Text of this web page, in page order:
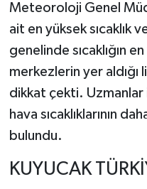
Meteoroloji Genel
ait en yüksek sıcaklık
genelinde sıcaklığın
merkezlerin yer aldığı
dikkat çekti.
hava sıcaklıklarının
bulundu.
KUYUCAK